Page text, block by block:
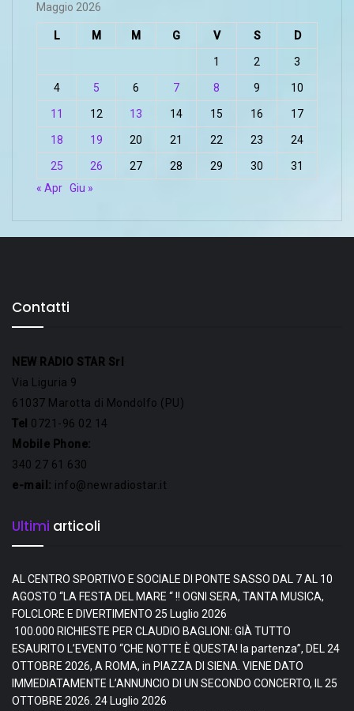
Maggio 2026
L M M G V S D
1 2 3
4 5 6 7 8 9 10
11 12 13 14 15 16 17
18 19 20 21 22 23 24
25 26 27 28 29 30
31
« Apr Giu »
Contatti
NEW RADIO STAR Srl
Via Liguria 9
61037 Marotta di Mondolfo (PU)
Tel 0721-96 02 14
Mobile Phone:
340 27 61 630
e-mail: info@newradiostar.it
Ultimi articoli
AL CENTRO SPORTIVO E SOCIALE DI PONTE SASSO DAL 7 AL 10
AGOSTO “LA FESTA DEL MARE “ !! OGNI SERA, TANTA MUSICA,
FOLCLORE E DIVERTIMENTO 25 Luglio 2026
100.000 RICHIESTE PER CLAUDIO BAGLIONI: GIÀ TUTTO
ESAURITO L’EVENTO “CHE NOTTE È QUESTA! la partenza”, DEL 24
OTTOBRE 2026, A ROMA, in PIAZZA DI SIENA. VIENE DATO
IMMEDIATAMENTE L’ANNUNCIO DI UN SECONDO CONCERTO, IL 25
OTTOBRE 2026. 24 Luglio 2026